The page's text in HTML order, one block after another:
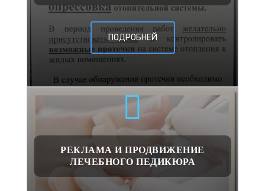
ПОДРОБНЕЙ
РЕКЛАМА И ПРОДВИЖЕНИЕ
ЛЕЧЕБНОГО ПЕДИКЮРА